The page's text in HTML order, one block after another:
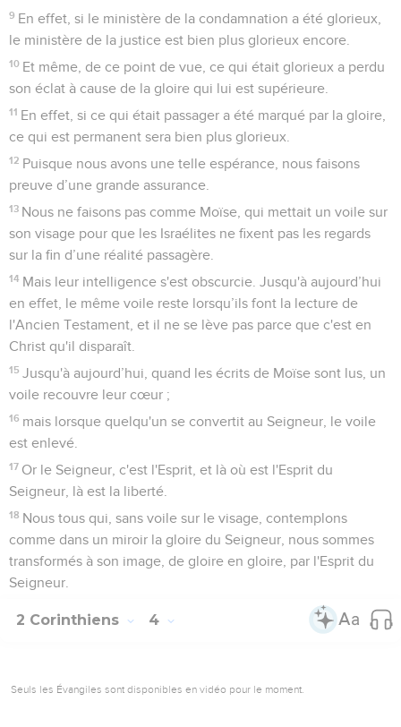
9 En effet, si le ministère de la condamnation a été glorieux,
le ministère de la justice est bien plus glorieux encore.
10 Et même, de ce point de vue, ce qui était glorieux a perdu
son éclat à cause de la gloire qui lui est supérieure.
11 En effet, si ce qui était passager a été marqué par la gloire,
ce qui est permanent sera bien plus glorieux.
12 Puisque nous avons une telle espérance, nous faisons
preuve d’une grande assurance.
13 Nous ne faisons pas comme Moïse, qui mettait un voile sur
son visage pour que les Israélites ne fixent pas les regards
sur la fin d’une réalité passagère.
14 Mais leur intelligence s'est obscurcie. Jusqu'à aujourd’hui
en effet, le même voile reste lorsqu’ils font la lecture de
l'Ancien Testament, et il ne se lève pas parce que c'est en
Christ qu'il disparaît.
15 Jusqu'à aujourd’hui, quand les écrits de Moïse sont lus, un
voile recouvre leur cœur ;
16 mais lorsque quelqu'un se convertit au Seigneur, le voile
est enlevé.
17 Or le Seigneur, c'est l'Esprit, et là où est l'Esprit du
Seigneur, là est la liberté.
18 Nous tous qui, sans voile sur le visage, contemplons
comme dans un miroir la gloire du Seigneur, nous sommes
transformés à son image, de gloire en gloire, par l'Esprit du
Seigneur.
2 Corinthiens 4
Seuls les Évangiles sont disponibles en vidéo pour le moment.